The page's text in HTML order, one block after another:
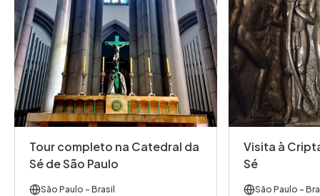
Tour completo na Catedral da
Sé de São Paulo
São Paulo - Brasil
Visita à
Sé
São Paulo -